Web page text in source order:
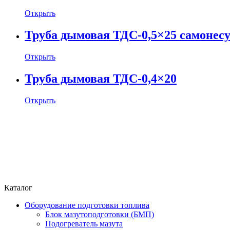
Открыть
Труба дымовая ТДС-0,5×25
Открыть
Труба дымовая ТДС-0,4×20
Открыть
Каталог
Оборудование подготовки топлива
Блок мазутоподготовки (БМП)
Подогреватель мазута